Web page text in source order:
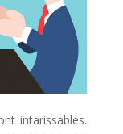
intarissables.